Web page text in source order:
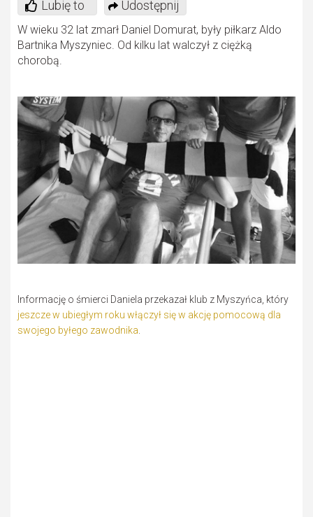
Lubię to Udostępnij
W wieku 32 lat zmarł Daniel Domurat, były piłkarz Aldo
Bartnika Myszyniec. Od kilku lat walczył z ciężką
chorobą.
Informację o śmierci Daniela przekazał klub z Myszyńca, który
jeszcze w ubiegłym roku włączył się w akcję pomocową dla
swojego byłego zawodnika